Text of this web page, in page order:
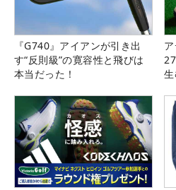
『G740』アイアンが引き出
す“反則級”の寛容性と飛びは
本当だった！